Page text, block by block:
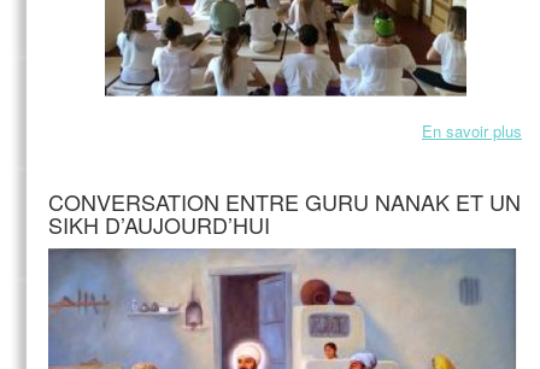
En savoir plus
CONVERSATION ENTRE GURU NANAK ET UN
SIKH D’AUJOURD’HUI